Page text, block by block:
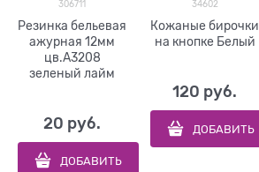
306711
Резинка бельевая
ажурная 12мм
цв.A3208
зеленый лайм
20 руб.
ДОБАВИТЬ
34602
Кожаные бирочки
на кнопке Белый
120 руб.
ДОБАВИТЬ